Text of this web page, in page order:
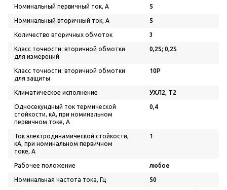
Номинальный первичный ток, А 5
Номинальный вторичный ток, А 5
Количество вторичных обмоток 3
Класс точности: вторичной обмотки
для измерений
0,2S; 0,2S
Класс точности: вторичной обмотки
для защиты
10P
Климатическое исполнение УХЛ2, Т2
Односекундный ток термической
стойкости, кА, при номинальном
первичном токе, А
0,4
Ток электродинамической стойкости,
кА, при номинальном первичном
токе, А
1
Рабочее положение любое
Номинальная частота тока, Гц 50